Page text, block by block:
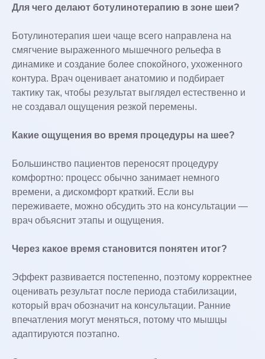
Для чего делают ботулинотерапию в зоне шеи?
Ботулинотерапия шеи чаще всего направлена на
смягчение выраженного мышечного рельефа в
динамике и создание более спокойного, ухоженного
контура. Врач оценивает анатомию и подбирает
тактику так, чтобы результат выглядел естественно и
не создавал ощущения резкой перемены.
Какие ощущения во время процедуры на шее?
Большинство пациентов переносят процедуру
комфортно: процесс обычно занимает немного
времени, а дискомфорт краткий. Если вы
переживаете, можно обсудить это на консультации —
врач объяснит этапы и ощущения.
Через какое время становится понятен итог?
Эффект развивается постепенно, поэтому корректнее
оценивать результат после периода стабилизации,
который врач обозначит на консультации. Ранние
впечатления могут меняться, потому что мышцы
адаптируются поэтапно.